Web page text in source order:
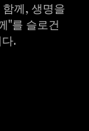
께, 생명을
"를 슬로건
.